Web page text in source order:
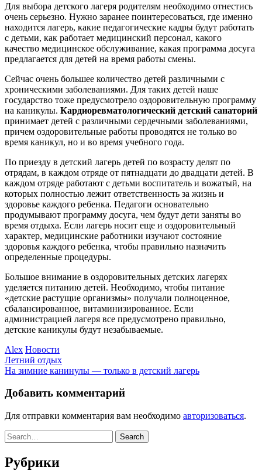
Для выбора детского лагеря родителям необходимо отнестись
очень серьезно. Нужно заранее поинтересоваться, где именно
находится лагерь, какие педагогические кадры будут работать
с детьми, как работает медицинский персонал, какого
качество медицинское обслуживание, какая программа досуга
предлагается для детей на время работы смены.
Сейчас очень большее количество детей различными с
хроническими заболеваниями. Для таких детей наше
государство тоже предусмотрело оздоровительную программу
на каникулы. Кардиоревматологический детский санаторий
принимает детей с различными сердечными заболеваниями,
причем оздоровительные работы проводятся не только во
время каникул, но и во время учебного года.
По приезду в детский лагерь детей по возрасту делят по
отрядам, в каждом отряде от пятнадцати до двадцати детей. В
каждом отряде работают с детьми воспитатель и вожатый, на
которых полностью лежит ответственность за жизнь и
здоровье каждого ребенка. Педагоги основательно
продумывают программу досуга, чем будут дети заняты во
время отдыха. Если лагерь носит еще и оздоровительный
характер, медицинские работники изучают состояние
здоровья каждого ребенка, чтобы правильно назначить
определенные процедуры.
Большое внимание в оздоровительных детских лагерях
уделяется питанию детей. Необходимо, чтобы питание
«детские растущие организмы» получали полноценное,
сбалансированное, витаминизированное. Если
администрацией лагеря все предусмотрено правильно,
детские каникулы будут незабываемые.
Alex Новости
Летний отдых
На зимние канинулы — только в детский лагерь
Добавить комментарий
Для отправки комментария вам необходимо авторизоваться.
Рубрики